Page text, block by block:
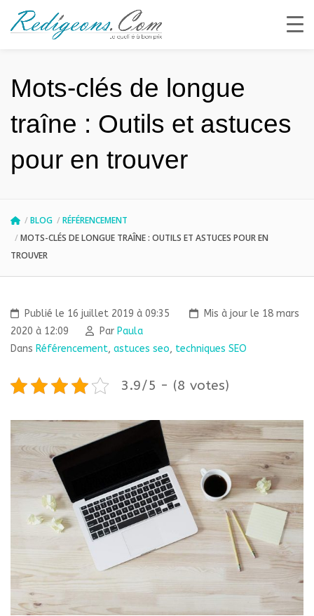
Mots-clés de longue
traîne : Outils et astuces
pour en trouver
BLOG
RÉFÉRENCEMENT
MOTS-CLÉS DE LONGUE TRAÎNE : OUTILS ET ASTUCES POUR EN
TROUVER
Publié le 16 juillet 2019 à 09:35
Mis à jour le 18 mars
2020 à 12:09
Par Paula
Dans Référencement, astuces seo, techniques SEO
3.9/5 - (8 votes)